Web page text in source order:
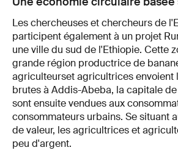
Les chercheuses et chercheurs de
participent également à un projet
une ville du sud de l'Ethiopie. Cette
grande région productrice de
agriculteurset agricultrices envoient
brutes à Addis-Abeba, la capitale
sont ensuite vendues aux
consommateurs urbains. Se situant
de valeur, les agricultrices et
peu d'argent.